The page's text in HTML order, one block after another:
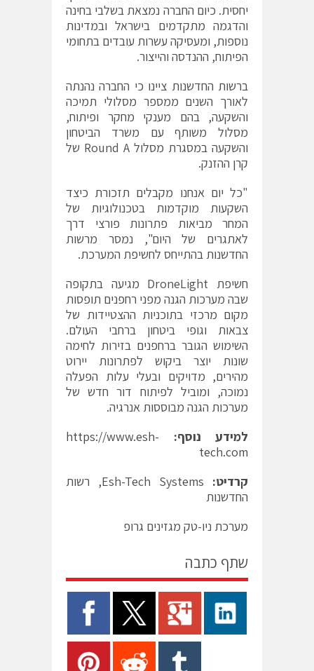
יחסית. כיום החברה נמצאת בשלבי בחינה
והדגמה מתקדמים בישראל ובמדינות
נוספות, ומעסיקה עשרות עובדים בתחומי
הפיתוח, ההנדסה והייצור.
ברשות החדשנות ציינו כי החברה נהנתה
לאורך השנים ממספר מסלולי תמיכה
והשקעה, בהם מענקי מחקר ופיתוח,
מסלול משותף עם משרד הביטחון
והשקעה במסגרת מסלול Round A של
קרן ההזנק.
"כל יום אנחנו מקבלים תזכורת כיצד
השקעות מוקדמות בטכנולוגיות של
המחר מביאות פתרונות פורצי דרך
לאתגרים של היום", נמסר מרשות
החדשנות בהתייחס לחשיפת המערכת.
חשיפת DroneLight מגיעה בתקופה
שבה מערכות הגנה מפני רחפנים תופסות
מקום מרכזי בתוכניות ההצטיידות של
צבאות וגופי ביטחון ברחבי העולם.
השימוש הגובר ברחפנים בזירות לחימה
שונות יוצר ביקוש לפתרונות יירוט
מהירים, מדויקים ובעלי עלות הפעלה
נמוכה, ומוביל לפיתוח דור חדש של
מערכות הגנה מבוססות אנרגיה.
למידע נוסף:
https://www.esh-
tech.com
קרדיט:
Esh-Tech Systems, רשות
החדשנות
מערכת ניו-טק מגזינים גרופ
שתף כתבה